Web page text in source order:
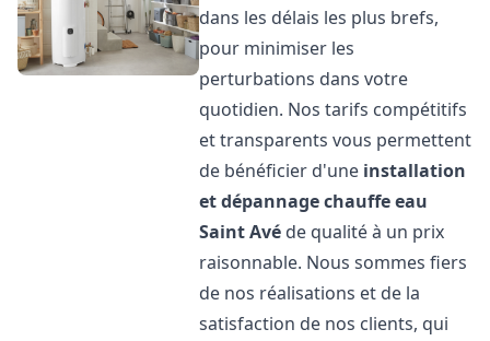
dans les délais les plus brefs,
pour minimiser les
perturbations dans votre
quotidien. Nos tarifs compétitifs
et transparents vous permettent
de bénéficier d'une installation
et dépannage chauffe eau
Saint Avé de qualité à un prix
raisonnable. Nous sommes fiers
de nos réalisations et de la
satisfaction de nos clients, qui